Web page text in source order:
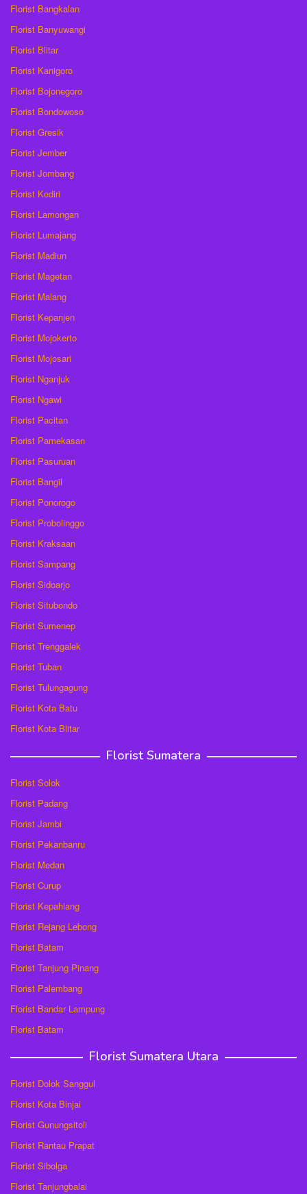
Florist Bangkalan
Florist Banyuwangi
Florist Blitar
Florist Kanigoro
Florist Bojonegoro
Florist Bondowoso
Florist Gresik
Florist Jember
Florist Jombang
Florist Kediri
Florist Lamongan
Florist Lumajang
Florist Madiun
Florist Magetan
Florist Malang
Florist Kepanjen
Florist Mojokerto
Florist Mojosari
Florist Nganjuk
Florist Ngawi
Florist Pacitan
Florist Pamekasan
Florist Pasuruan
Florist Bangil
Florist Ponorogo
Florist Probolinggo
Florist Kraksaan
Florist Sampang
Florist Sidoarjo
Florist Situbondo
Florist Sumenep
Florist Trenggalek
Florist Tuban
Florist Tulungagung
Florist Kota Batu
Florist Kota Blitar
Florist Sumatera
Florist Solok
Florist Padang
Florist Jambi
Florist Pekanbanru
Florist Medan
Florist Curup
Florist Kepahiang
Florist Rejang Lebong
Florist Batam
Florist Tanjung Pinang
Florist Palembang
Florist Bandar Lampung
Florist Batam
Florist Sumatera Utara
Florist Dolok Sanggul
Florist Kota Binjai
Florist Gunungsitoli
Florist Rantau Prapat
Florist Sibolga
Florist Tanjungbalai